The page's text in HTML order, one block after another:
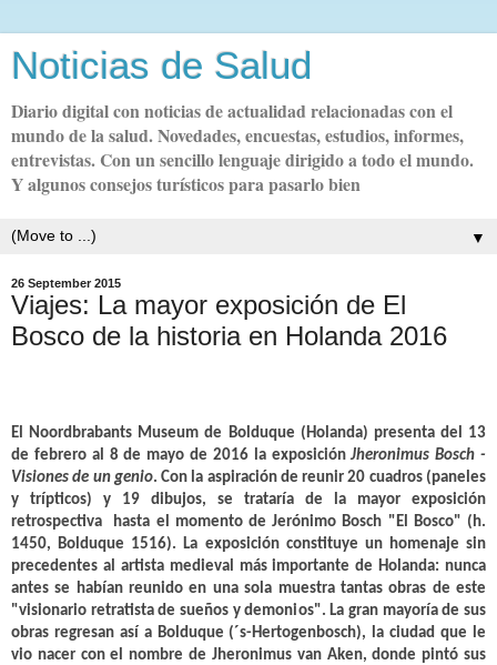
Noticias de Salud
Diario digital con noticias de actualidad relacionadas con el
mundo de la salud. Novedades, encuestas, estudios, informes,
entrevistas. Con un sencillo lenguaje dirigido a todo el mundo.
Y algunos consejos turísticos para pasarlo bien
▼
26 September 2015
Viajes: La mayor exposición de El
Bosco de la historia en Holanda 2016
El Noordbrabants Museum de Bolduque (Holanda) presenta del 13
de febrero al 8 de mayo de 2016 la exposiciónJheronimus Bosch -
Visiones de un genio. Con la aspiración de reunir 20 cuadros (paneles
y trípticos) y 19 dibujos, se trataría de la mayor exposición
retrospectiva hasta el momento de Jerónimo Bosch "El Bosco" (h.
1450, Bolduque 1516). La exposición constituye un homenaje sin
precedentes al artista medieval más importante de Holanda: nunca
antes se habían reunido en una sola muestra tantas obras de este
"visionario retratista de sueños y demonios". La gran mayoría de sus
obras regresan así a Bolduque (´s-Hertogenbosch), la ciudad que le
vio nacer con el nombre de Jheronimus van Aken, donde pintó sus